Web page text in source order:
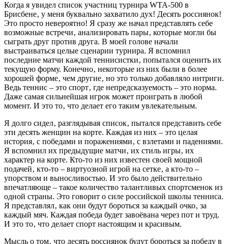
Когда я увидел список участниц турнира WTA-500 в
Брисбене‚ у меня буквально захватило дух! Десять россиянок!
Это просто невероятно! Я сразу же начал представлять себе
возможные встречи‚ анализировать пары‚ которые могли бы
сыграть друг против друга. В моей голове начали
выстраиваться целые сценарии турнира. Я вспомнил
последние матчи каждой теннисистки‚ попытался оценить их
текущую форму. Конечно‚ некоторые из них были в более
хорошей форме‚ чем другие‚ но это только добавляло интриги.
Ведь теннис – это спорт‚ где непредсказуемость – это норма.
Даже самая сильнейшая игрок может проиграть в любой
момент. И это то‚ что делает его таким увлекательным.
Я долго сидел‚ разглядывая список‚ пытался представить себе
эти десять женщин на корте. Каждая из них – это целая
история‚ с победами и поражениями‚ с взлетами и падениями.
Я вспомнил их предыдущие матчи‚ их стиль игры‚ их
характер на корте. Кто-то из них известен своей мощной
подачей‚ кто-то – виртуозной игрой на сетке‚ а кто-то –
упорством и выносливостью. И это было действительно
впечатляюще – такое количество талантливых спортсменок из
одной страны. Это говорит о силе российской школы тенниса.
Я представлял‚ как они будут бороться за каждый очко‚ за
каждый мяч. Каждая победа будет завоёвана через пот и труд.
И это то‚ что делает спорт настоящим и красивым.
Мысль о том‚ что десять россиянок будут бороться за победу в